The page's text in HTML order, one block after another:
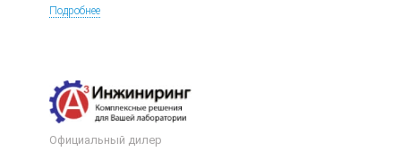
наклонными раздельно-совмещенными
Подробнее
Официальный дилер